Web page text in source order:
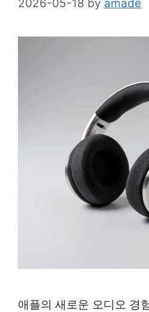
2026-05-18 by amade
애플의 새로운 오디오 경